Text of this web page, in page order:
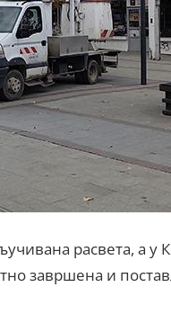
расвета, а у
завршена и